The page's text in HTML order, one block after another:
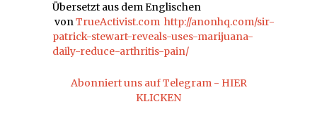
Übersetzt aus dem Englischen
vonTrueActivist.com http://anonhq.com/sir-
patrick-stewart-reveals-uses-marijuana-
daily-reduce-arthritis-pain/
Abonniert uns auf Telegram - HIER
KLICKEN